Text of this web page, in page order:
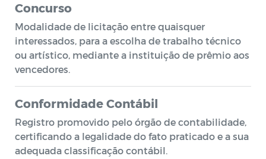
Concurso
Modalidade de licitação entre quaisquer
interessados, para a escolha de trabalho técnico
ou artístico, mediante a instituição de prêmio aos
vencedores.
Conformidade Contábil
Registro promovido pelo órgão de contabilidade,
certificando a legalidade do fato praticado e a sua
adequada classificação contábil.